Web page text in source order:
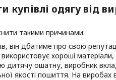
купівлі одягу від
такими причинами:
він дбатиме про свою
хороші
ошатну, виробник
якості пошиття. На